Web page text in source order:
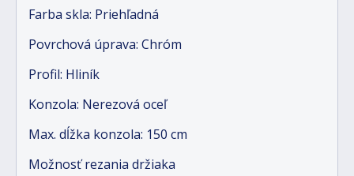
Farba skla: Priehľadná
Povrchová úprava: Chróm
Profil: Hliník
Konzola: Nerezová oceľ
Max. dĺžka konzola: 150 cm
Možnosť rezania držiaka